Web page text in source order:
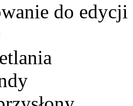
do edycji